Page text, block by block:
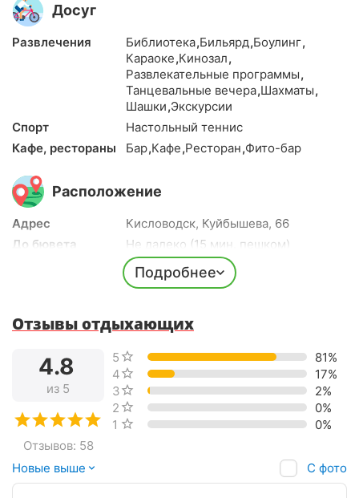
Досуг
Развлечения Библиотека,Бильярд,Боулинг,
Караоке,Кинозал,
Развлекательные программы,
Танцевальные вечера,Шахматы,
Шашки,Экскурсии
Спорт
Настольный теннис
Кафе, рестораны
Бар,Кафе,Ресторан,Фито-бар
Расположение
Адрес
Кисловодск, Куйбышева, 66
До бювета
Не далеко (15 мин. пешком)
Не далеко (15 мин. пешком)
Не далеко (15 мин. пешком)
До аэропорта
50 мин. на авто
42.7180
Широта
43.9151
Подробнее
Отзывы отдыхающих
4.8
из 5
Отзывов: 58
5 звёзд
81%
4 звезды
17%
3 звезды
2%
2 звезды
0%
1 звезда
0%
Новые выше С фото